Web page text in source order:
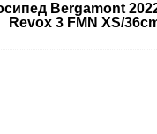
Bergamont
Revox 3 FMN XS/